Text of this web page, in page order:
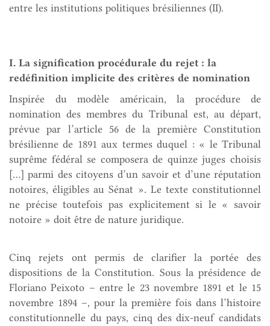
entre les institutions politiques brésiliennes (II).
I. La signification procédurale du rejet : la
redéfinition implicite des critères de nomination
Inspirée du modèle américain, la procédure de
nomination des membres du Tribunal est, au départ,
prévue par l’article 56 de la première Constitution
brésilienne de 1891 aux termes duquel : « le Tribunal
suprême fédéral se composera de quinze juges choisis
[…] parmi des citoyens d’un savoir et d’une réputation
notoires, éligibles au Sénat ». Le texte constitutionnel
ne précise toutefois pas explicitement si le « savoir
notoire » doit être de nature juridique.
Cinq rejets ont permis de clarifier la portée des
dispositions de la Constitution. Sous la présidence de
Floriano Peixoto – entre le 23 novembre 1891 et le 15
novembre 1894 –, pour la première fois dans l’histoire
constitutionnelle du pays, cinq des dix-neuf candidats